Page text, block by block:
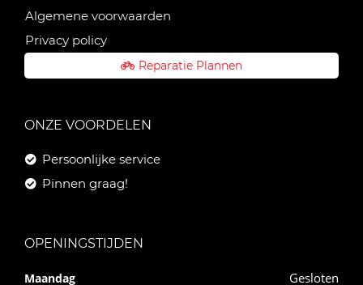
Algemene voorwaarden
Privacy policy
Reparatie Plannen
ONZE VOORDELEN
Persoonlijke service
Pinnen graag!
OPENINGSTIJDEN
Maandag Gesloten